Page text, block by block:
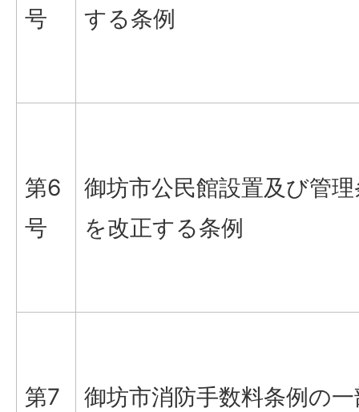
号
する条例
第6
号
御坊市公民館設置及び管
を改正する条例
第7
御坊市消防手数料条例の